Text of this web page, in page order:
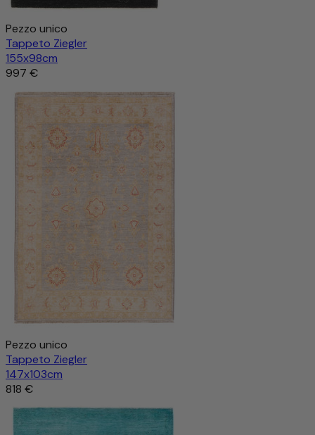
Pezzo unico
Tappeto Ziegler
155x98cm
997 €
Pezzo unico
Tappeto Ziegler
147x103cm
818 €